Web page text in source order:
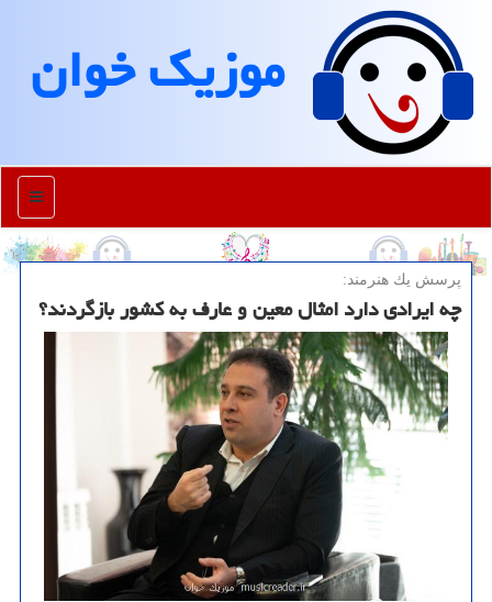
موزیك خوان
منو
پرسش یك هنرمند:
چه ایرادی دارد امثال معین و عارف به کشور بازگردند؟